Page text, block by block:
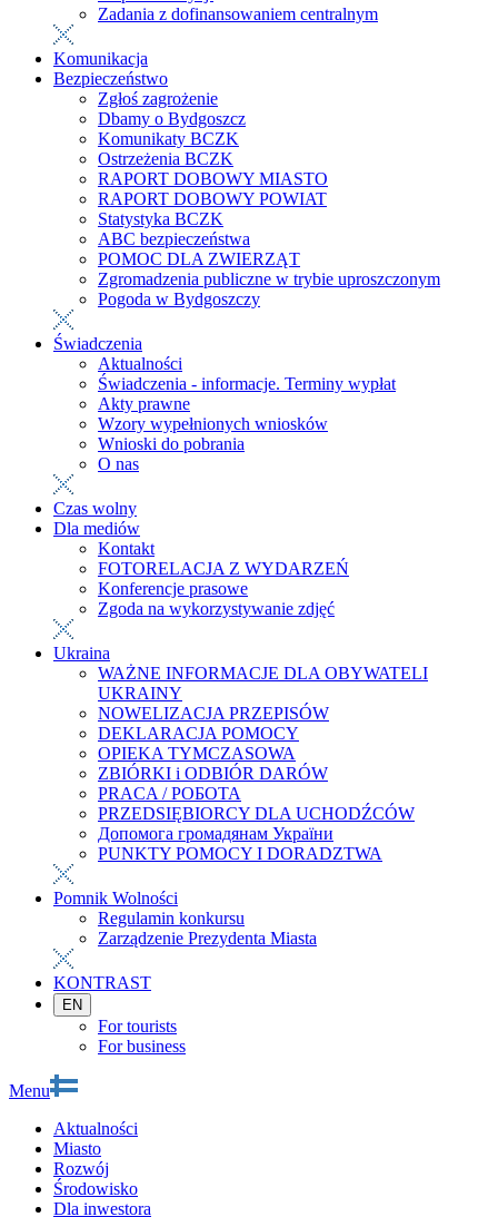
Zadania z dofinansowaniem centralnym
Komunikacja
Bezpieczeństwo
Zgłoś zagrożenie
Dbamy o Bydgoszcz
Komunikaty BCZK
Ostrzeżenia BCZK
RAPORT DOBOWY MIASTO
RAPORT DOBOWY POWIAT
Statystyka BCZK
ABC bezpieczeństwa
POMOC DLA ZWIERZĄT
Zgromadzenia publiczne w trybie uproszczonym
Pogoda w Bydgoszczy
Świadczenia
Aktualności
Świadczenia - informacje. Terminy wypłat
Akty prawne
Wzory wypełnionych wniosków
Wnioski do pobrania
O nas
Czas wolny
Dla mediów
Kontakt
FOTORELACJA Z WYDARZEŃ
Konferencje prasowe
Zgoda na wykorzystywanie zdjęć
Ukraina
WAŻNE INFORMACJE DLA OBYWATELI
UKRAINY
NOWELIZACJA PRZEPISÓW
DEKLARACJA POMOCY
OPIEKA TYMCZASOWA
ZBIÓRKI i ODBIÓR DARÓW
PRACA / РОБОТА
PRZEDSIĘBIORCY DLA UCHODŹCÓW
Допомога громадянам України
PUNKTY POMOCY I DORADZTWA
Pomnik Wolności
Regulamin konkursu
Zarządzenie Prezydenta Miasta
KONTRAST
EN
For tourists
For business
Menu
Aktualności
Miasto
Rozwój
Środowisko
Dla inwestora